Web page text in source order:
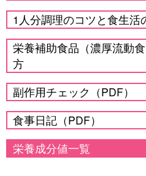
1人分調理のコツと食生活
栄養補助食品（濃厚流動
方
副作用チェック（PDF）
食事日記（PDF）
栄養成分値一覧